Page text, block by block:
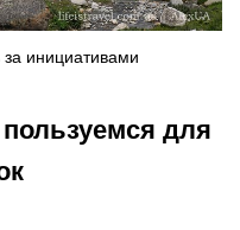
инициативами
для